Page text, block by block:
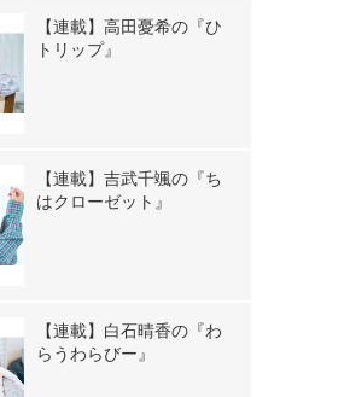
【連載】高田憂希の『ひ
トリップ』
【連載】吉武千颯の『ち
はクローゼット』
【連載】白石晴香の『わ
らうわらびー』